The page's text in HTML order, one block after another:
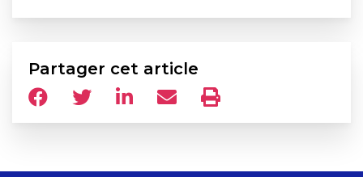
Partager cet article